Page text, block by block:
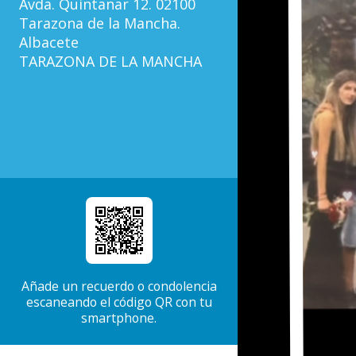
Avda. Quintanar 12. 02100
Tarazona de la Mancha.
Albacete
TARAZONA DE LA MANCHA
Añade un recuerdo o condolencia
escaneando el código QR con tu
smartphone.